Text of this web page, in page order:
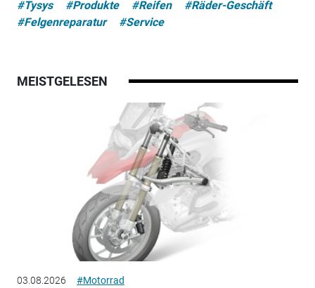
#Tysys #Produkte #Reifen
#Räder-Geschäft
#Felgenreparatur
#Service
MEISTGELESEN
03.08.2026 #Motorrad